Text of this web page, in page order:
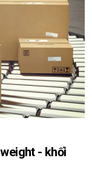
- khối